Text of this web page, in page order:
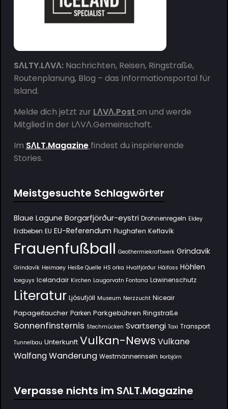
SΛLTY.LΛVΛ:Nachrichten, Reisen, Ringstraße,
Routenplanung, Blog – das Informationsportal für
Island.
Melde dich jetzt zur LΛVΛ.Post an und werde
Mitglied in der LΛVΛ.Gemeinschaft.
Im SΛLT.Magazine findest du inspirierende
Stories.
Meistgesuchte Schlagwörter
Blaue Lagune Borgarfjörður-eystri Drohnenregeln Eldey
Erdbeben EU EU-Referendum Flughafen Keflavík
Frauenfußball Geothermiekraftwerk Grindavik
Grindavík Heimaey Heiße Quelle HS orka Hvalfjörður Háifoss Höhlen
Iceguys Icelandair Kirchen Laugarvatn Fontana Lawinenschutz
Literatur Ljósufjöll Museum Nerzzucht Niceair
Papageitaucher Parken Parkgebühren Ringstraße
Sonnenfinsternis Stechmücken Svartsengi Taxi Transport
Tunnelbau Unterkunft Vulkan-News Vulkane
Walfang Wanderung Westmännerinseln Þorbjörn
Verpasse nichts im SΛLT.Magazine